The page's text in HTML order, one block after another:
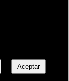
Aceptar